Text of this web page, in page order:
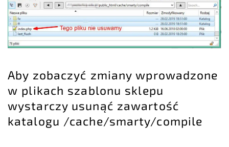
Aby zobaczyć zmiany wprowadzone
w plikach szablonu sklepu
wystarczy usunąć zawartość
katalogu /cache/smarty/compile